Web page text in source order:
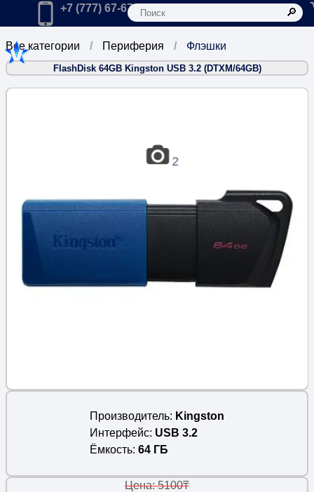
Главная
Позвонить в компанию по телефону:
+7 (777) 67-67-666
Флэшки
Периферия
Все категории
FlashDisk 64GB Kingston USB 3.2 (DTXM/64GB)
Производитель
Kingston
Интерфейс USB 3.2
Ёмкость 64 ГБ
Цена: 5100₸